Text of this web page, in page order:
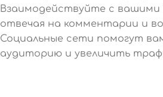
Взаимодействуйте с вашими
отвечая на комментарии и
Социальные сети помогут
аудиторию и увеличить